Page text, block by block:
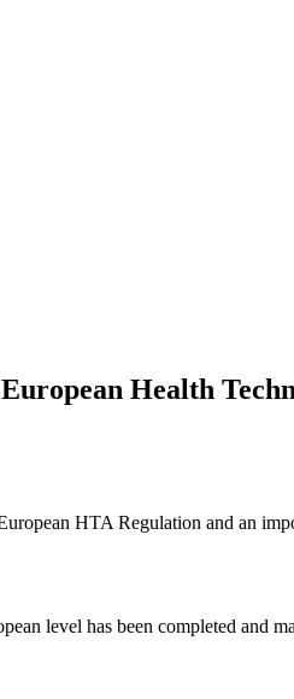
Health
HTA Regulation and an
level has been completed and